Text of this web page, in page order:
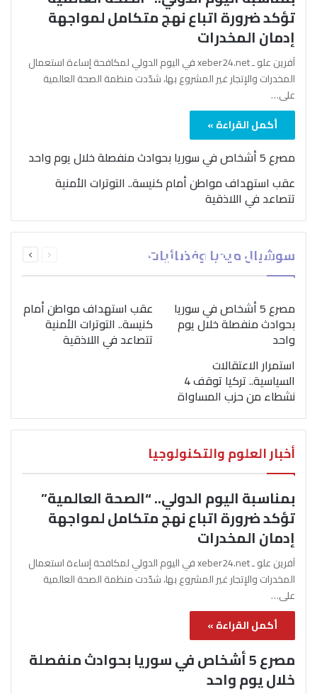
تؤكد ضرورة اتباع نهج متكامل لمواجهة
إدمان المخدرات
آفرين علو ـ xeber24.net في اليوم الدولي لمكافحة إساءة استعمال
المخدرات والإتجار غير المشروع بها، شدّدت منظمة الصحة العالمية
على…
أكمل القراءة »
مصرع 5 أشخاص في سوريا بحوادث منفصلة خلال يوم واحد
عقب استهداف مواطن أمام كنيسة.. التوترات الأمنية
تتصاعد في اللاذقية
سوشيال ميديا وفضائيات الصفحةالصفحة
بمناسبة اليوم الدولي..
“الصحة العالمية” تؤكد
ضرورة اتباع نهج متكامل
لمواجهة إدمان المخدرات
مصرع 5 أشخاص في سوريا
بحوادث منفصلة خلال يوم
واحد
عقب استهداف مواطن أمام
كنيسة.. التوترات الأمنية
تتصاعد في اللاذقية
استمرار الاعتقالات
السياسية.. تركيا توقف 4
نشطاء من حزب المساواة
أخبار العلوم والتكنولوجيا
بمناسبة اليوم الدولي.. “الصحة العالمية”
تؤكد ضرورة اتباع نهج متكامل لمواجهة
إدمان المخدرات
آفرين علو ـ xeber24.net في اليوم الدولي لمكافحة إساءة استعمال
المخدرات والإتجار غير المشروع بها، شدّدت منظمة الصحة العالمية
على…
أكمل القراءة »
مصرع 5 أشخاص في سوريا بحوادث منفصلة
خلال يوم واحد